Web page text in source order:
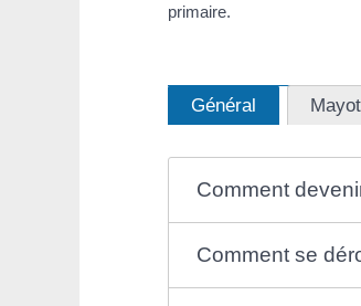
primaire.
Général
Comment
Comment se